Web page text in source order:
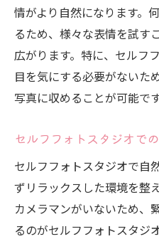
情がより自然になります。
るため、様々な表情を試す
広がります。特に、セルフ
目を気にする必要がないた
写真に収めることが可能です
セルフフォトスタジオで
セルフフォトスタジオで自
ずリラックスした環境を整
カメラマンがいないため、
るのがセルフフォトスタジ